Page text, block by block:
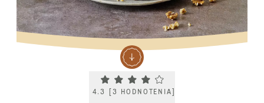
Current rating 4.3. Click to rate.
4.3 3 HODNOTENIA